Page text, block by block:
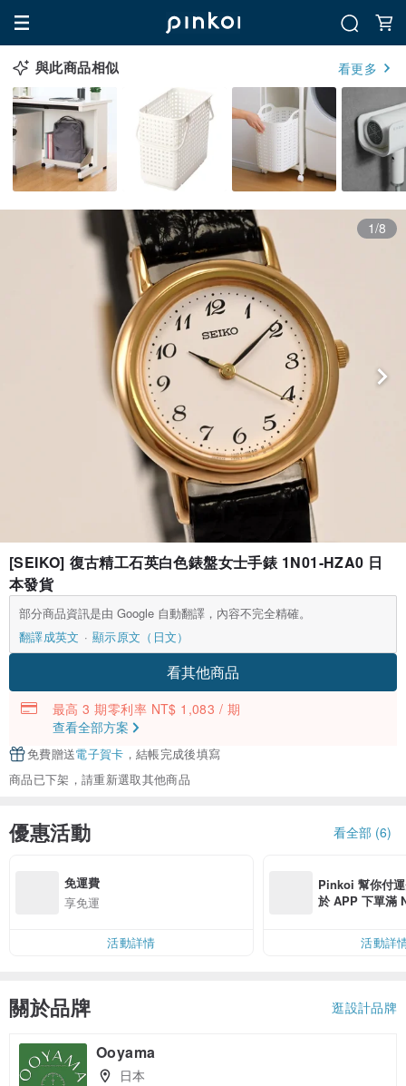
與此商品相似 看更多
1/8
[SEIKO] 復古精工石英白色錶盤女士手錶 1N01-HZA0 日
本發貨
部分商品資訊是由 Google 自動翻譯，內容不完全精確。
翻譯成英文
顯示原文（日文）
看其他商品
最高 3 期零利率 NT$ 1,083 / 期
查看全部方案
免費贈送電子賀卡 ，結帳完成後填寫
商品已下架，請重新選取其他商品
優惠活動 看全部 (6)
免運費
享免運
活動詳情
Pinkoi 幫你付
於 APP 下單滿
活動詳
關於品牌 逛設計品牌
Ooyama
日本